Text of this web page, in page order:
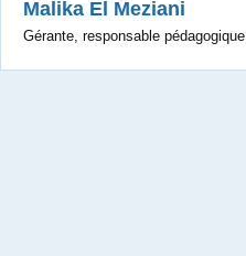
Malika El Meziani
Gérante, responsable pédagogique